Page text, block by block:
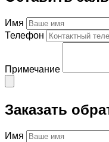
Имя
Телефон
Примечание
Заказать
Имя